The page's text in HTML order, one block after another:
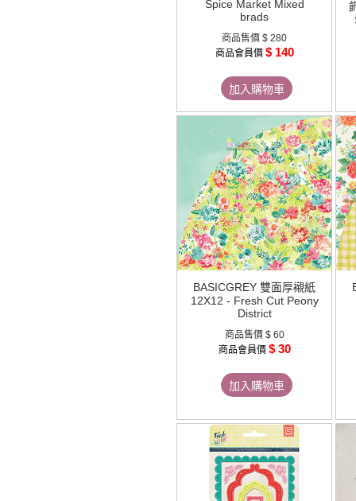
Spice Market Mixed
brads
商品售價 $ 280
商品會員價 $ 140
加入購物車
BASICGREY 雙面厚襯紙
12X12 - Fresh Cut Peony
District
商品售價 $ 60
商品會員價 $ 30
加入購物車